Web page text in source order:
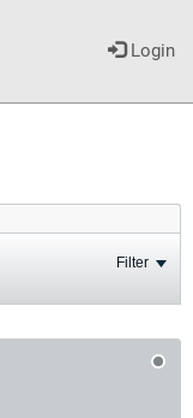
Login
Filter